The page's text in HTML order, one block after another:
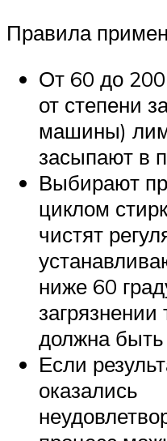
Правила
От 60 до 200
от степени
машины)
засыпают в
Выбирают
циклом
чистят
ниже 60
загрязнении
должна
Если
оказались